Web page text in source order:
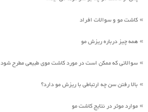
» کاشت مو و سوالات افراد
» همه چیز درباره ریزش مو
» سوالاتی که ممکن است در مورد کاشت موی طبیعی مطرح شود
» بالا رفتن سن چه ارتباطی با ریزش مو دارد؟
» موارد موثر در نتایج کاشت مو